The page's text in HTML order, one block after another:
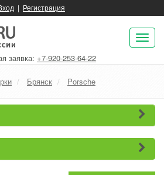
| Регистрация
заявка: +7-920-253-64-22
Брянск Porsche